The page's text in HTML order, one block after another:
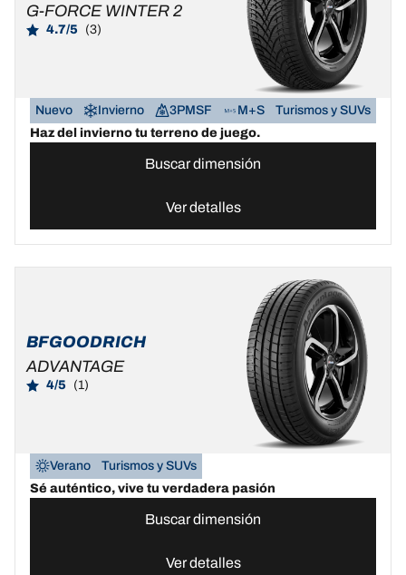
G-FORCE WINTER 2
4.7/5 (3)
Nuevo Invierno 3PMSF M+S
Turismos y SUVs
Haz del invierno tu terreno de juego.
Buscar dimensión
Ver detalles
BFGOODRICH
ADVANTAGE
4/5 (1)
Verano
Turismos y SUVs
Sé auténtico, vive tu verdadera pasión
Buscar dimensión
Ver detalles